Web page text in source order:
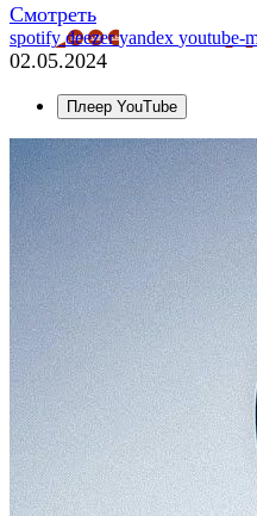
Смотреть
spotifydeezeryandex youtube-
02.05.2024
Плеер YouTube